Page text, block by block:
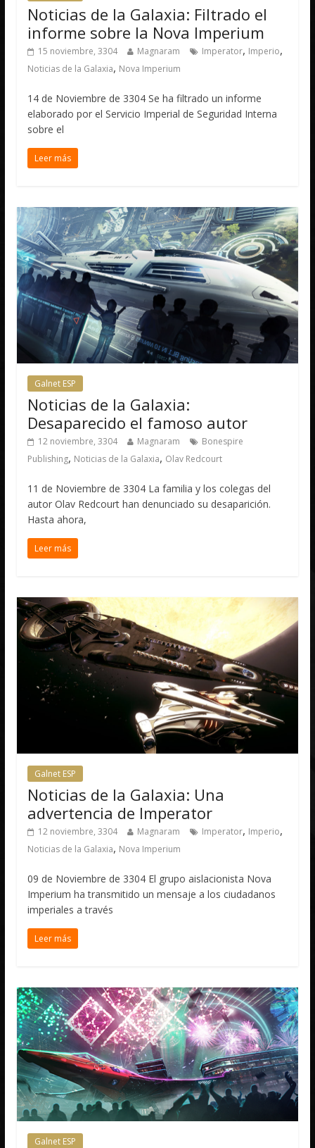
Noticias de la Galaxia: Filtrado el
informe sobre la Nova Imperium
15 noviembre, 3304 Magnaram Imperator, Imperio,
Noticias de la Galaxia, Nova Imperium
14 de Noviembre de 3304 Se ha filtrado un informe
elaborado por el Servicio Imperial de Seguridad Interna
sobre el
Leer más
Galnet ESP
Noticias de la Galaxia:
Desaparecido el famoso autor
12 noviembre, 3304 Magnaram
Bonespire
Publishing, Noticias de la Galaxia, Olav Redcourt
11 de Noviembre de 3304 La familia y los colegas del
autor Olav Redcourt han denunciado su desaparición.
Hasta ahora,
Leer más
Galnet ESP
Noticias de la Galaxia: Una
advertencia de Imperator
12 noviembre, 3304 Magnaram Imperator, Imperio,
Noticias de la Galaxia, Nova Imperium
09 de Noviembre de 3304 El grupo aislacionista Nova
Imperium ha transmitido un mensaje a los ciudadanos
imperiales a través
Leer más
Galnet ESP